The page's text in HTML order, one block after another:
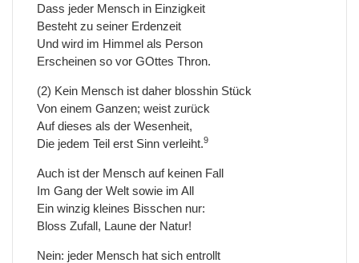
Dass jeder Mensch in Einzigkeit
Besteht zu seiner Erdenzeit
Und wird im Himmel als Person
Erscheinen so vor GOttes Thron.
(2) Kein Mensch ist daher blosshin Stück
Von einem Ganzen; weist zurück
Auf dieses als der Wesenheit,
Die jedem Teil erst Sinn verleiht.9
Auch ist der Mensch auf keinen Fall
Im Gang der Welt sowie im All
Ein winzig kleines Bisschen nur:
Bloss Zufall, Laune der Natur!
Nein: jeder Mensch hat sich entrollt